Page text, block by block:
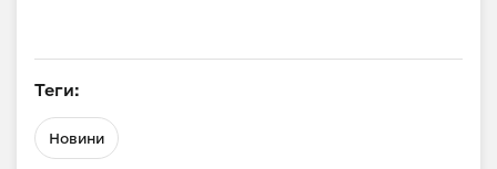
Теги:
Новини